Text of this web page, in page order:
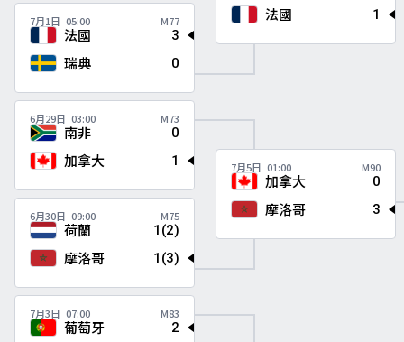
7月1日 05:00 M77
法國 3
瑞典 0
6月29日 03:00 M73
南非 0
加拿大 1
6月30日 09:00 M75
荷蘭 1(2)
摩洛哥 1(3)
7月3日 07:00 M83
葡萄牙 2
法國 1
7月5日 01:00 M90
加拿大 0
摩洛哥 3